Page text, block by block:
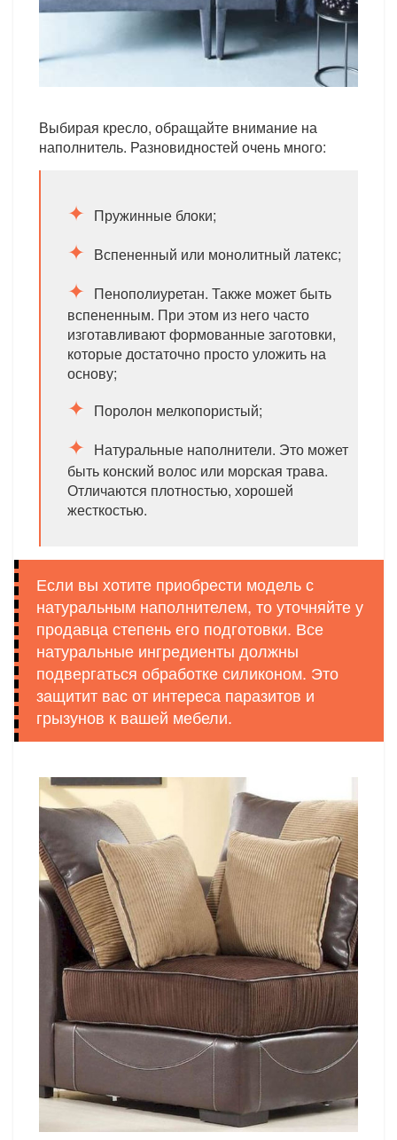
Выбирая кресло, обращайте внимание на
наполнитель. Разновидностей очень много:
Пружинные блоки;
Вспененный или монолитный латекс;
Пенополиуретан. Также может быть
вспененным. При этом из него часто
изготавливают формованные заготовки,
которые достаточно просто уложить на
основу;
Поролон мелкопористый;
Натуральные наполнители. Это может
быть конский волос или морская трава.
Отличаются плотностью, хорошей
жесткостью.
Если вы хотите приобрести модель с
натуральным наполнителем, то уточняйте у
продавца степень его подготовки. Все
натуральные ингредиенты должны
подвергаться обработке силиконом. Это
защитит вас от интереса паразитов и
грызунов к вашей мебели.